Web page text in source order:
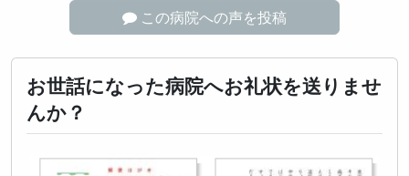
この病院への声を投稿
お世話になった病院へお礼状を送りませ
んか？